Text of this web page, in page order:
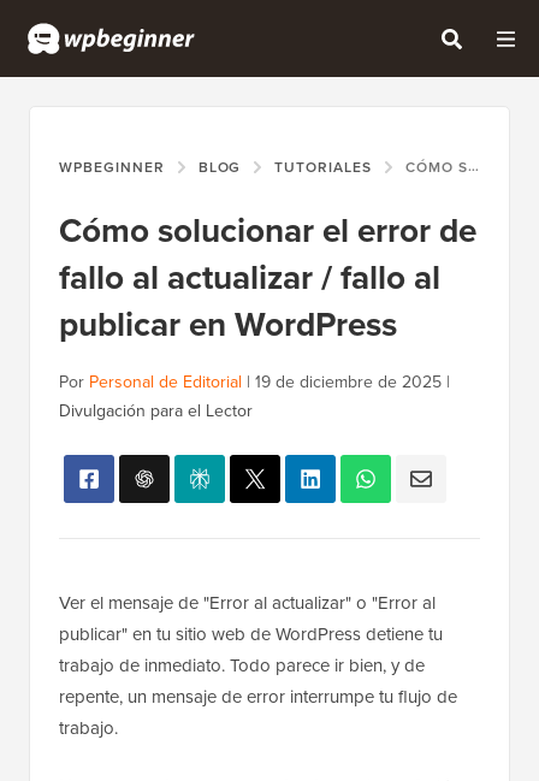
WPBEGINNER BLOG TUTORIALES CÓMO SOLUCIONAR EL ERROR DE FALLO AL ACTUALIZAR / FALLO AL PUBLICAR EN WORDPRESS
Cómo solucionar el error de
fallo al actualizar / fallo al
publicar en WordPress
Por Personal de Editorial | 19 de diciembre de 2025 |
Divulgación para el Lector
Ver el mensaje de "Error al actualizar" o "Error al
publicar" en tu sitio web de WordPress detiene tu
trabajo de inmediato. Todo parece ir bien, y de
repente, un mensaje de error interrumpe tu flujo de
trabajo.